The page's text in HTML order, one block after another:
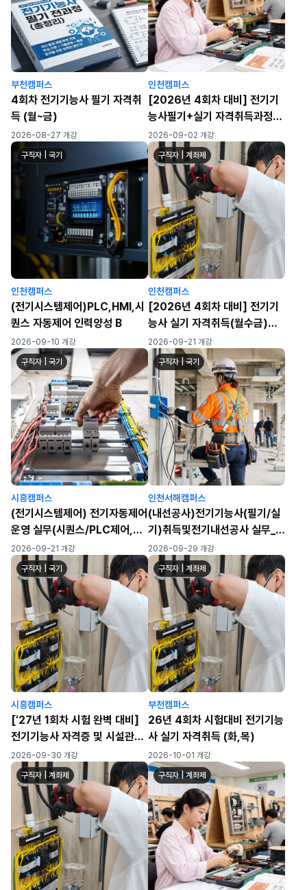
부천캠퍼스
4회차 전기기능사 필기 자격취
득 (월~금)
2026-08-27 개강
인천캠퍼스
[2026년 4회차 대비] 전기기
능사필기+실기 자격취득과정
(월~금/화목)
2026-09-02 개강
구직자 | 국기
인천캠퍼스
(전기시스템제어)PLC,HMI,시
퀀스 자동제어 인력양성 B
2026-09-10 개강
구직자 | 계좌제
인천캠퍼스
[2026년 4회차 대비] 전기기
능사 실기 자격취득(월수금)
(120h)
2026-09-21 개강
구직자 | 국기
시흥캠퍼스
(전기시스템제어) 전기자동제어
운영 실무(시퀀스/PLC제어,
HMI 터치패널 운영, 산업 네트
워크 운영)
2026-09-21 개강
구직자 | 국기
인천서해캠퍼스
(내선공사)전기기능사(필기/실
기)취득및전기내선공사 실무_3
회차
2026-09-29 개강
구직자 | 국기
시흥캠퍼스
['27년 1회차 시험 완벽 대비]
전기기능사 자격증 및 시설관리
실무 ★수료인원 자격증 취득률
100%!(24년 8월 수료과
정)★
2026-09-30 개강
구직자 | 계좌제
부천캠퍼스
26년 4회차 시험대비 전기기능
사 실기 자격취득 (화,목)
2026-10-01 개강
구직자 | 계좌제 구직자 | 계좌제